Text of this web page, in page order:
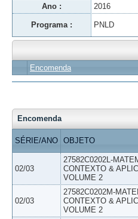
Ano : 2016
Programa : PNLD
Encomenda
Encomenda
SÉRIE/ANO OBJETO
02/03
27582C0202L-
CONTEXTO &
VOLUME 2
02/03
27582C0202M-
CONTEXTO &
VOLUME 2